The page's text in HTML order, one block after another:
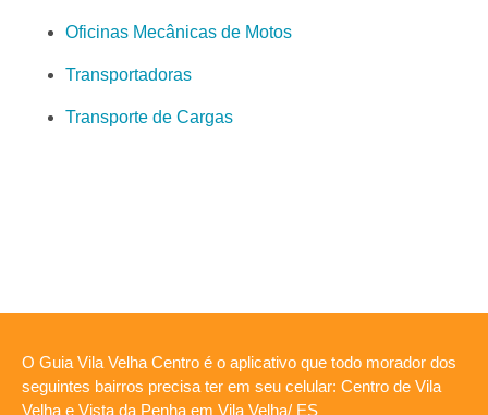
Oficinas Mecânicas de Motos
Transportadoras
Transporte de Cargas
O Guia Vila Velha Centro é o aplicativo que todo morador dos
seguintes bairros precisa ter em seu celular: Centro de Vila
Velha e Vista da Penha em Vila Velha/ ES